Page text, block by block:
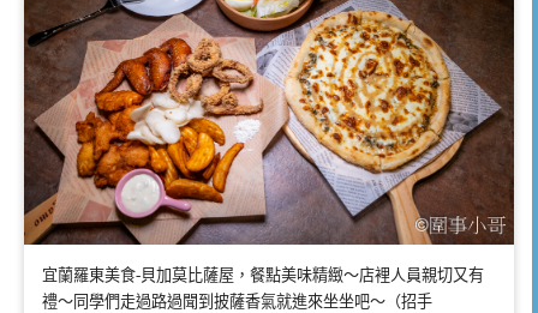
宜蘭羅東美食-貝加莫比薩屋，餐點美味精緻～店裡人員親切又有
禮～同學們走過路過聞到披薩香氣就進來坐坐吧～（招手